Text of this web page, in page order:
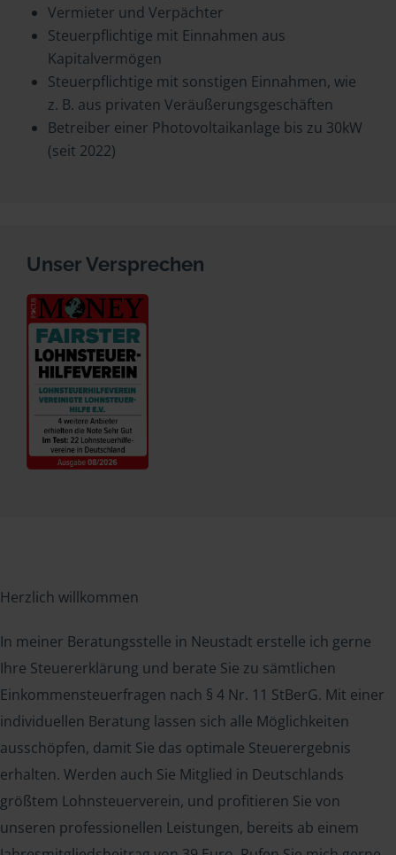
Vermieter und Verpächter
Steuerpflichtige mit Einnahmen aus
Kapitalvermögen
Steuerpflichtige mit sonstigen Einnahmen, wie
z. B. aus privaten Veräußerungsgeschäften
Betreiber einer Photovoltaikanlage bis zu 30kW
(seit 2022)
Unser Versprechen
Herzlich willkommen
In meiner Beratungsstelle in Neustadt erstelle ich gerne
Ihre Steuererklärung und berate Sie zu sämtlichen
Einkommensteuerfragen nach § 4 Nr. 11 StBerG. Mit einer
individuellen Beratung lassen sich alle Möglichkeiten
ausschöpfen, damit Sie das optimale Steuerergebnis
erhalten. Werden auch Sie Mitglied in Deutschlands
größtem Lohnsteuerverein, und profitieren Sie von
unseren professionellen Leistungen, bereits ab einem